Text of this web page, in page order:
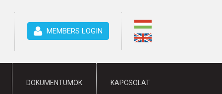
MEMBERS LOGIN
DOKUMENTUMOK KAPCSOLAT